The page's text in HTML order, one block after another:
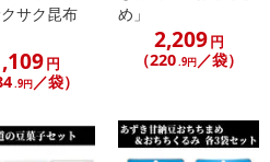
いては、商品の発送完了後、配送
ない場合もございます。
サク昆布
円
.9円 ／袋）
め」
2,209円
（220 .9円 ／袋）